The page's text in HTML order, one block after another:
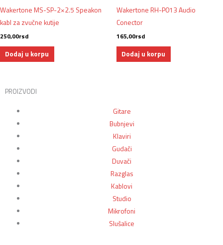
Wakertone MS-SP-2×2.5 Speakon
kabl za zvučne kutije
250,00rsd
Dodaj u korpu
Wakertone RH-P013 Audio
Conector
165,00rsd
Dodaj u korpu
PROIZVODI
Gitare
Bubnjevi
Klaviri
Gudači
Duvači
Razglas
Kablovi
Studio
Mikrofoni
Slušalice